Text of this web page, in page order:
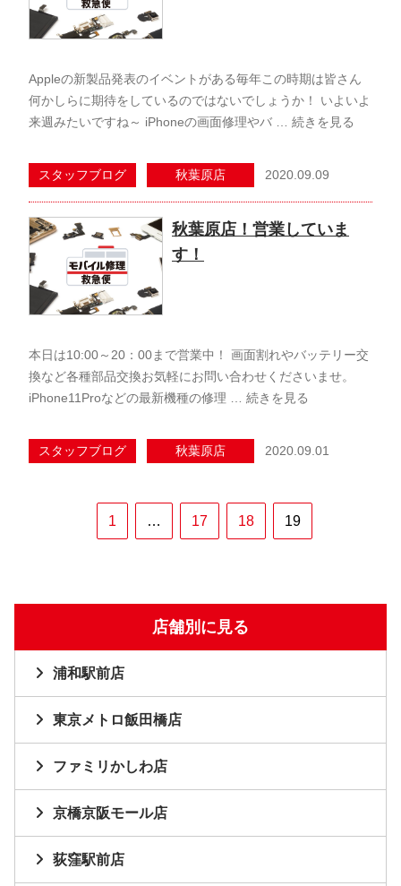
Appleの新製品発表のイベントがある毎年この時期は皆さん
何かしらに期待をしているのではないでしょうか！ いよいよ
来週みたいですね～ iPhoneの画面修理やバ … 続きを見る
スタッフブログ 秋葉原店 2020.09.09
秋葉原店！営業していま
す！
本日は10:00～20：00まで営業中！ 画面割れやバッテリー交
換など各種部品交換お気軽にお問い合わせくださいませ。
iPhone11Proなどの最新機種の修理 … 続きを見る
スタッフブログ 秋葉原店 2020.09.01
1 … 17 18 19
店舗別に見る
浦和駅前店
東京メトロ飯田橋店
ファミリかしわ店
京橋京阪モール店
荻窪駅前店